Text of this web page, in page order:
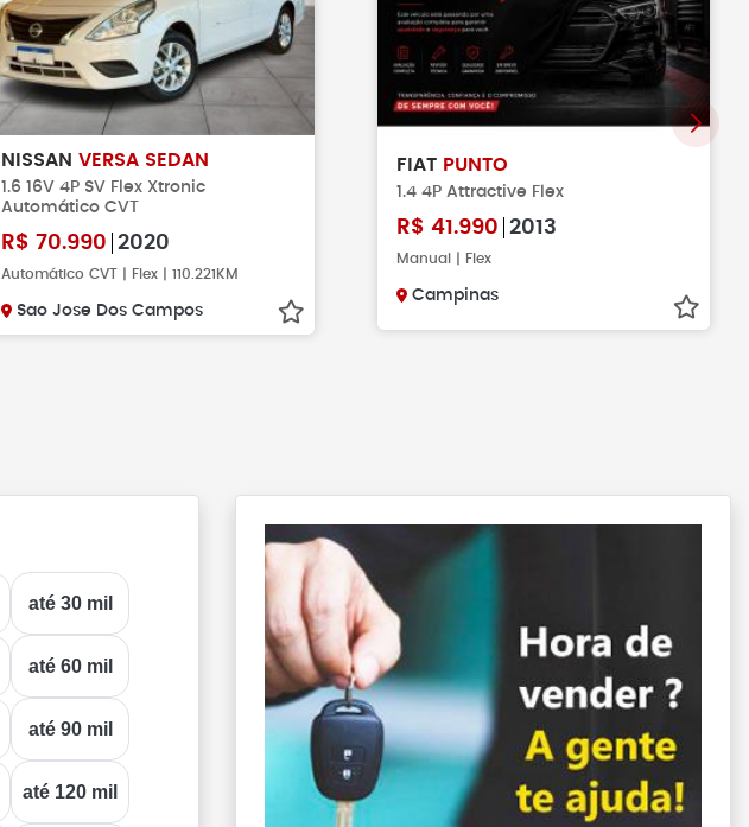
NISSANVERSA SEDAN
1.6 16V 4P SV Flex Xtronic
Automático CVT
R$ 70.990 2020
Automático CVT | Flex | 110.221KM
Sao Jose Dos Campos
FIAT PUNTO
1.4 4P Attractive Flex
R$ 41.990 2013
Manual | Flex
Campinas
até 30 mil
até 60 mil
até 90 mil
até 120 mil